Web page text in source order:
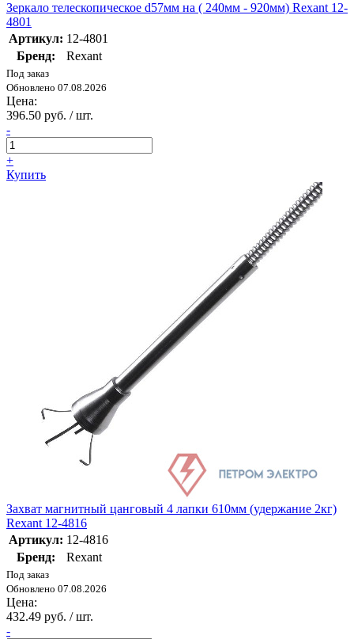
Зеркало телескопическое d57мм на ( 240мм - 920мм) Rexant 12-
4801
Артикул: 12-4801
Бренд:
Rexant
Под заказ
Обновлено 07.08.2026
Цена:
396.50 руб. / шт.
-
+
Купить
Захват магнитный цанговый 4 лапки 610мм (удержание 2кг)
Rexant 12-4816
Артикул: 12-4816
Бренд:
Rexant
Под заказ
Обновлено 07.08.2026
Цена:
432.49 руб. / шт.
-